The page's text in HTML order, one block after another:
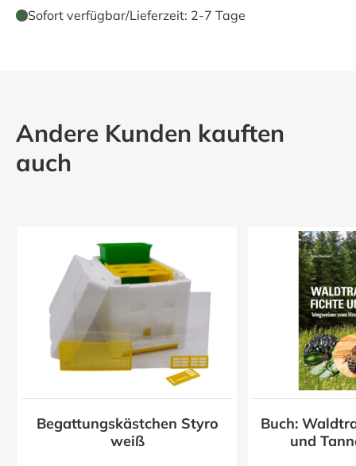
Sofort verfügbar/Lieferzeit: 2-7 Tage
Andere Kunden kauften
auch
Begattungskästchen Styro
weiß
Buch:
und